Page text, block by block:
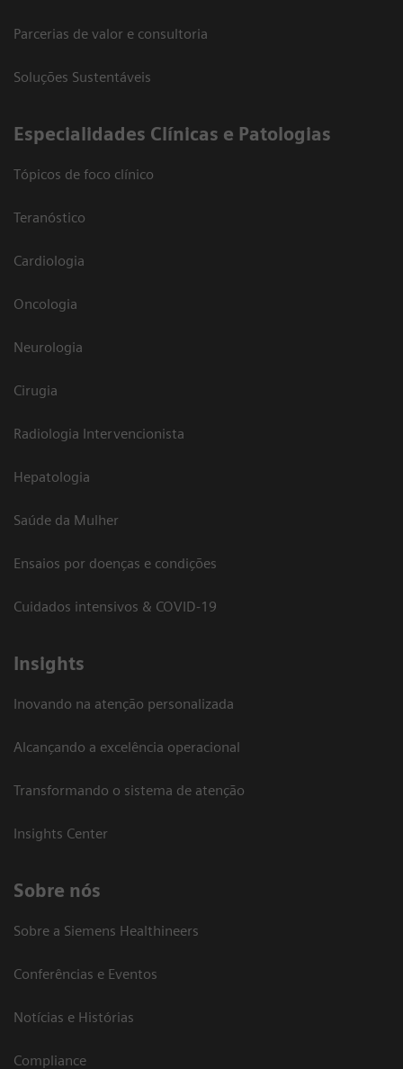
Parcerias de valor e consultoria
Soluções Sustentáveis
​Especialidades Clínicas e Patologias
Tópicos de foco clínico
Teranóstico
Cardiologia
Oncologia
Neurologia
Cirugia
Radiologia Intervencionista
Hepatologia
Saúde da Mulher
Ensaios por doenças e condições
Cuidados intensivos & COVID-19
Insights
Inovando na atenção personalizada
Alcançando a excelência operacional
Transformando o sistema de atenção
Insights Center
Sobre nós
Sobre a Siemens Healthineers
Conferências e Eventos
Notícias e Histórias
Compliance